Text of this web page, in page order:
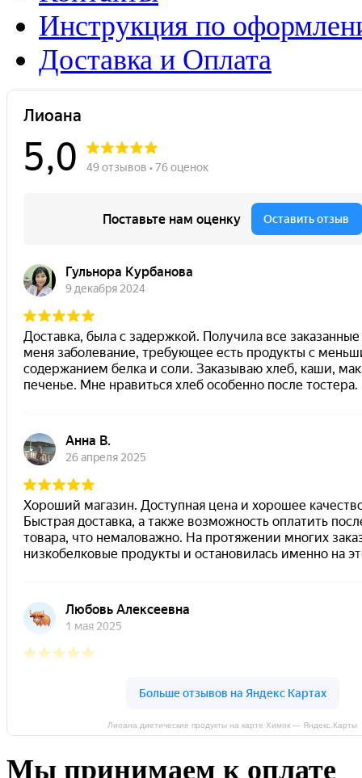
Инструкция по
Доставка и Оплата
Лиоана диетические продукты на карте Химок — Яндекс.Карты
Мы принимаем к оплате